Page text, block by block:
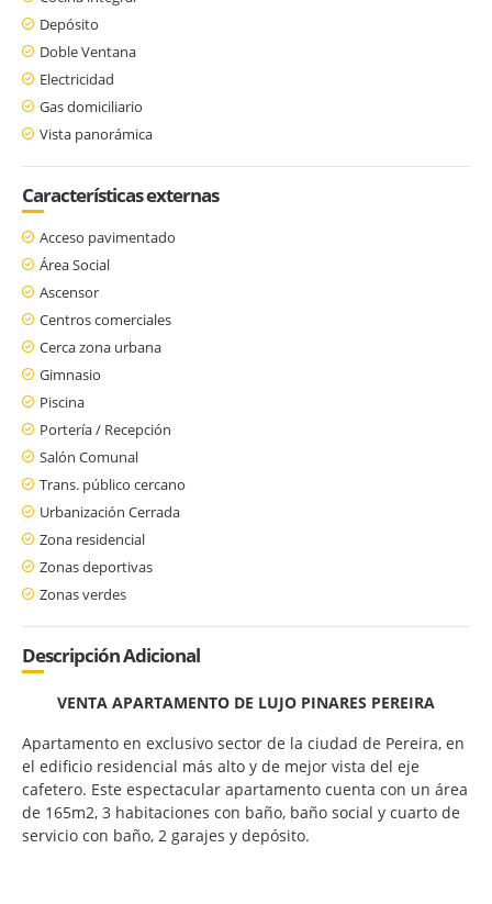
Depósito
Doble Ventana
Electricidad
Gas domiciliario
Vista panorámica
Características externas
Acceso pavimentado
Área Social
Ascensor
Centros comerciales
Cerca zona urbana
Gimnasio
Piscina
Portería / Recepción
Salón Comunal
Trans. público cercano
Urbanización Cerrada
Zona residencial
Zonas deportivas
Zonas verdes
Descripción Adicional
VENTA APARTAMENTO DE LUJO PINARES PEREIRA
Apartamento en exclusivo sector de la ciudad de Pereira, en
el edificio residencial más alto y de mejor vista del eje
cafetero. Este espectacular apartamento cuenta con un área
de 165m2, 3 habitaciones con baño, baño social y cuarto de
servicio con baño, 2 garajes y depósito.